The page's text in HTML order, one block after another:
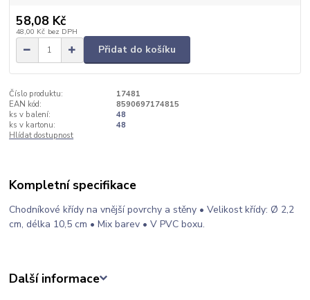
58,08 Kč
48,00 Kč bez DPH
Přidat do košíku
Číslo produktu:
17481
EAN kód:
8590697174815
ks v balení:
48
ks v kartonu:
48
Hlídat dostupnost
Kompletní specifikace
Chodníkové křídy na vnější povrchy a stěny • Velikost křídy: Ø 2,2
cm, délka 10,5 cm • Mix barev • V PVC boxu.
Další informace